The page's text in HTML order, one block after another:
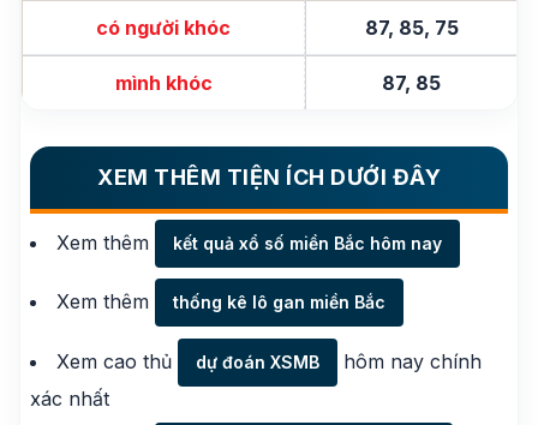
có người khóc 87, 85, 75
mình khóc 87, 85
XEM THÊM TIỆN ÍCH DƯỚI ĐÂY
Xem thêm kết quả xổ số miền Bắc hôm nay
Xem thêm thống kê lô gan miền Bắc
Xem cao thủ dự đoán XSMB
hôm nay chính
xác nhất